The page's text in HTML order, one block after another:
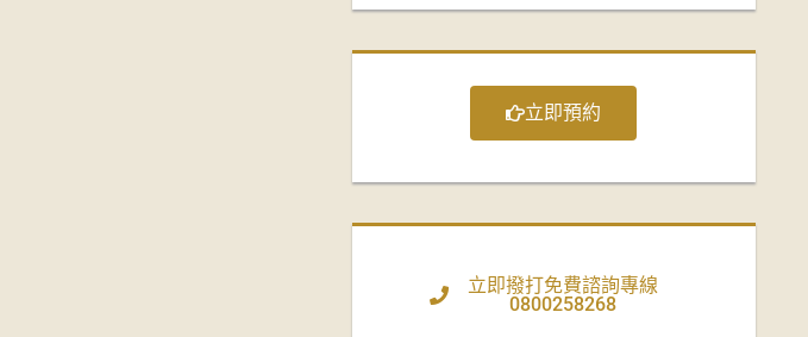
立即預約
立即撥打免費諮詢專線
0800258268